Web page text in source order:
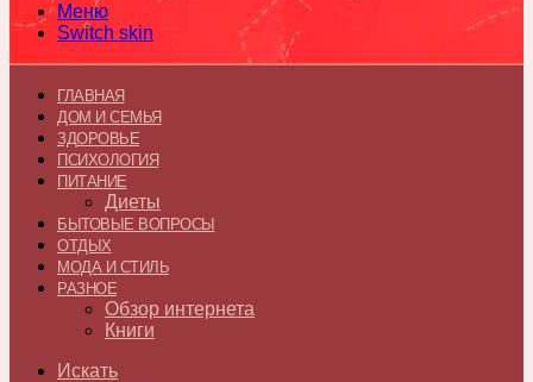
Меню
Switch skin
ГЛАВНАЯ
ДОМ И СЕМЬЯ
ЗДОРОВЬЕ
ПСИХОЛОГИЯ
ПИТАНИЕ
Диеты
БЫТОВЫЕ ВОПРОСЫ
ОТДЫХ
МОДА И СТИЛЬ
РАЗНОЕ
Обзор интернета
Книги
Искать